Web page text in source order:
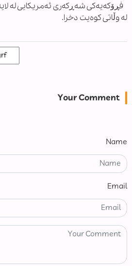
فڕۆکەیەکی شەڕکەری ئەمریکایی لە
لە وڵاتی کوەیت دخرا.
Your Comment
Name
Email